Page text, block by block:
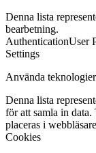
Denna lista
bearbetning.
AuthenticationUser
Settings
Använda teknologier
Denna lista
för att samla in
placeras i
Cookies